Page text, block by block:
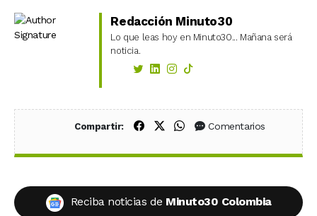
Redacción Minuto30
Lo que leas hoy en Minuto30... Mañana será
noticia.
Compartir: Compartir en Facebook
Compartir en X (Twitter)
Compartir en WhatsApp
Comentarios
Reciba noticias de Minuto30 Colombia